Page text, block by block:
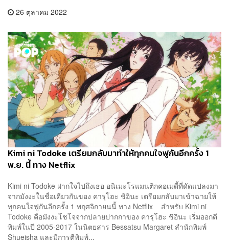
26 ตุลาคม 2022
Kimi ni Todoke เตรียมกลับมาทำให้ทุกคนใจฟูกันอีกครั้ง 1
พ.ย. นี้ ทาง Netflix
Kimi ni Todoke ฝากใจไปถึงเธอ อนิเมะโรแมนติกคอเมดี้ที่ดัดแปลงมา
จากมังงะในชื่อเดียวกันของ คารุโฮะ ชิอินะ เตรียมกลับมาเข้าฉายให้
ทุกคนใจฟูกันอีกครั้ง 1 พฤศจิกายนนี้ ทาง Netflix สำหรับ Kimi ni
Todoke คือมังงะโชโจจากปลายปากกาของ คารุโฮะ ชิอินะ เริ่มออกตี
พิมพ์ในปี 2005-2017 ในนิตยสาร Bessatsu Margaret สำนักพิมพ์
Shueisha และมีการตีพิมพ์...